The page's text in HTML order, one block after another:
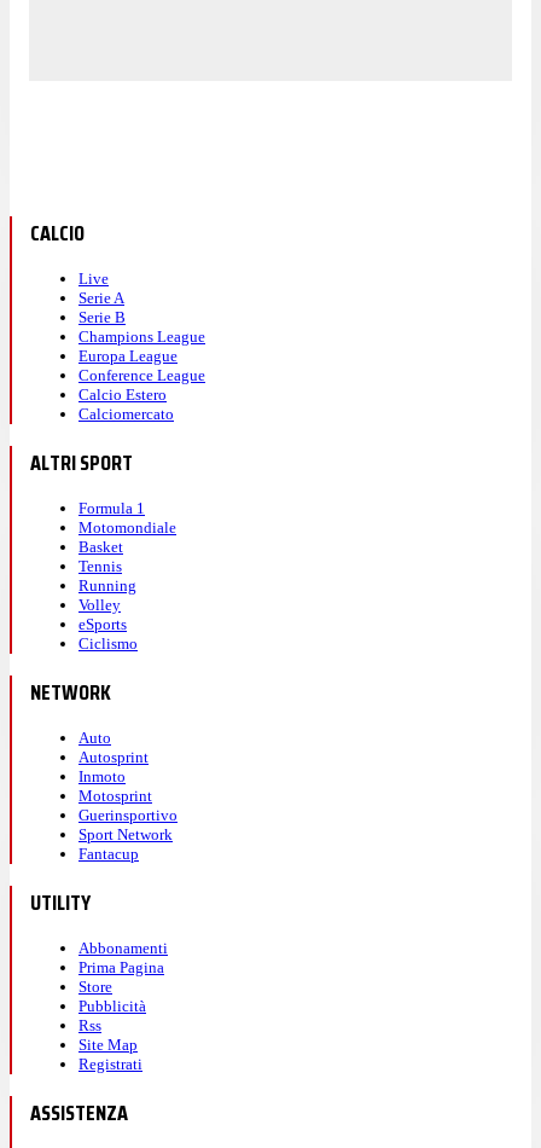
CALCIO
Live
Serie A
Serie B
Champions League
Europa League
Conference League
Calcio Estero
Calciomercato
ALTRI SPORT
Formula 1
Motomondiale
Basket
Tennis
Running
Volley
eSports
Ciclismo
NETWORK
Auto
Autosprint
Inmoto
Motosprint
Guerinsportivo
Sport Network
Fantacup
UTILITY
Abbonamenti
Prima Pagina
Store
Pubblicità
Rss
Site Map
Registrati
ASSISTENZA